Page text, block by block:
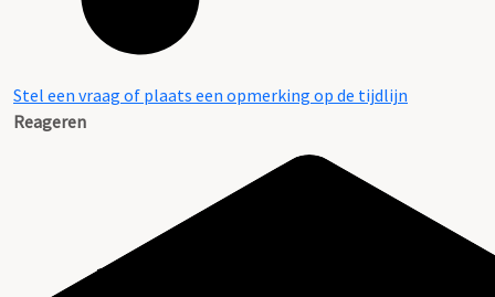
Stel een vraag of plaats een opmerking op de tijdlijn
Reageren